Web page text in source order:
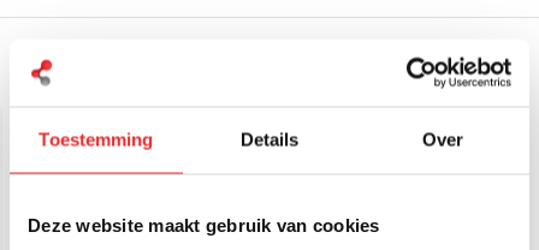
Toestemming Details Over
Deze website maakt gebruik van cookies
Gerelateerde producten